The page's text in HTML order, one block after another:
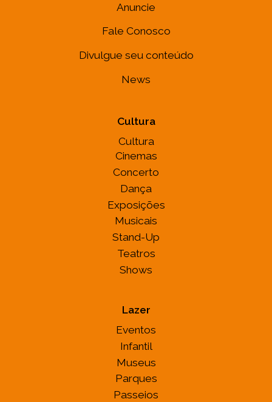
Anuncie
Fale Conosco
Divulgue seu conteúdo
News
Cultura
Cultura
Cinemas
Concerto
Dança
Exposições
Musicais
Stand-Up
Teatros
Shows
Lazer
Eventos
Infantil
Museus
Parques
Passeios